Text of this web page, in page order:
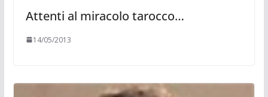
Attenti al miracolo tarocco…
14/05/2013